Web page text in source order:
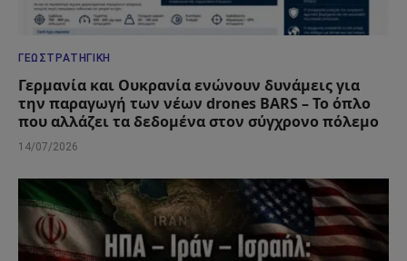
ΓΕΩΣΤΡΑΤΗΓΙΚΉ
Γερμανία και Ουκρανία ενώνουν δυνάμεις για
την παραγωγή των νέων drones BARS – Το όπλο
που αλλάζει τα δεδομένα στον σύγχρονο πόλεμο
14/07/2026